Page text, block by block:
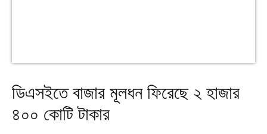
ডিএসইতে বাজার মূলধন ফিরেছে ২ হাজার
৪০০ কোটি টাকার